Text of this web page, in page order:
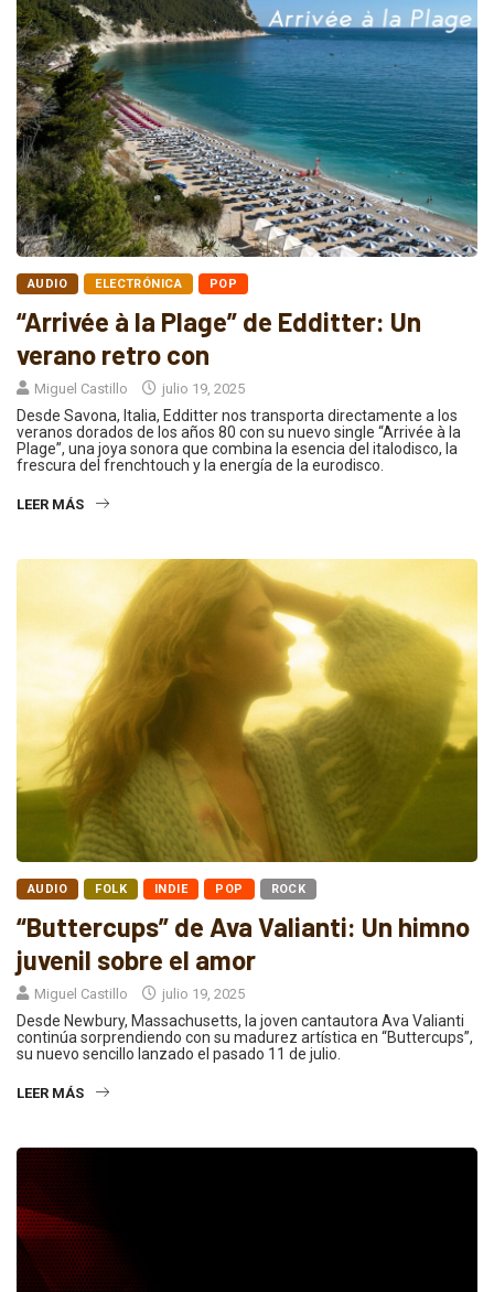
AUDIO ELECTRÓNICA POP
“Arrivée à la Plage” de Edditter: Un
verano retro con
Miguel Castillo julio 19, 2025
Desde Savona, Italia, Edditter nos transporta directamente a los
veranos dorados de los años 80 con su nuevo single “Arrivée à la
Plage”, una joya sonora que combina la esencia del italodisco, la
frescura del frenchtouch y la energía de la eurodisco.
LEER MÁS
AUDIO FOLK INDIE POP ROCK
“Buttercups” de Ava Valianti: Un himno
juvenil sobre el amor
Miguel Castillo julio 19, 2025
Desde Newbury, Massachusetts, la joven cantautora Ava Valianti
continúa sorprendiendo con su madurez artística en “Buttercups”,
su nuevo sencillo lanzado el pasado 11 de julio.
LEER MÁS